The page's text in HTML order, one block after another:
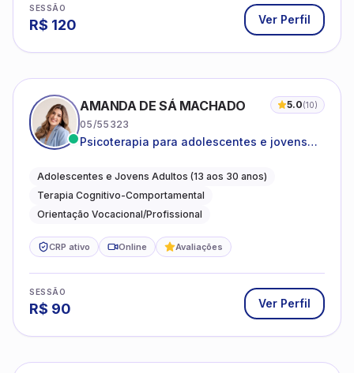
SESSÃO
R$ 120 Ver Perfil
AMANDA DE SÁ MACHADO 5.0(10)
05/55323
Psicoterapia para adolescentes e jovens
autoestima, relações e orientação
profissional
Adolescentes e Jovens Adultos (13 aos 30 anos)
Terapia Cognitivo-Comportamental
Orientação Vocacional/Profissional
CRP ativo Online Avaliações
SESSÃO
R$ 90 Ver Perfil